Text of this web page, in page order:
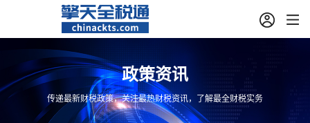
政策资讯
传递最新财税政策，关注最热财税资讯，了解最全财税实务